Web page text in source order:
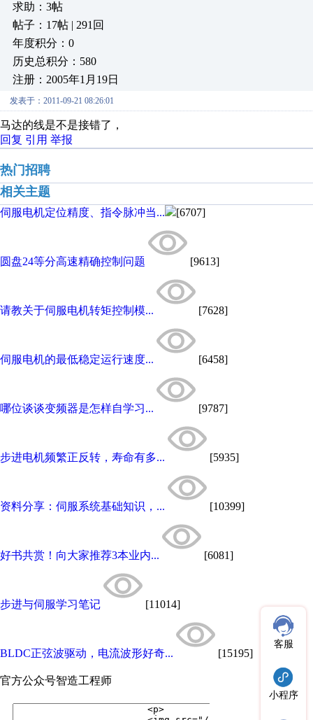
求助：3帖
帖子：17帖 | 291回
年度积分：0
历史总积分：580
注册：2005年1月19日
发表于：2011-09-21 08:26:01
马达的线是不是接错了，
回复 引用 举报
热门招聘
相关主题
伺服电机定位精度、指令脉冲当... [6707]
圆盘24等分高速精确控制问题 [9613]
请教关于伺服电机转矩控制模... [7628]
伺服电机的最低稳定运行速度... [6458]
哪位谈谈变频器是怎样自学习... [9787]
步进电机频繁正反转，寿命有多... [5935]
资料分享：伺服系统基础知识，... [10399]
好书共赏！向大家推荐3本业内... [6081]
步进与伺服学习笔记 [11014]
BLDC正弦波驱动，电流波形好奇... [15195]
官方公众号智造工程师
客服
小程序